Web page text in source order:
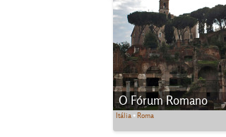
O Fórum Romano
Itália • Roma